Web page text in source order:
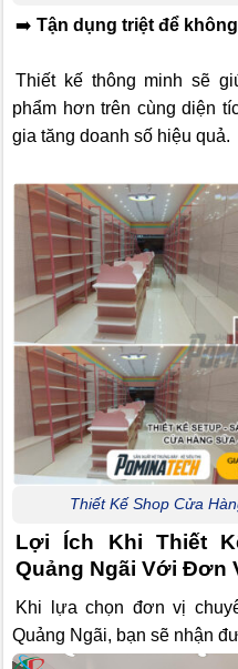
➡️ Tận dụng triệt để
Thiết kế thông minh sẽ
phẩm hơn trên cùng diện
gia tăng doanh số hiệu quả.
Thiết Kế Shop Cửa
Lợi Ích Khi Thiết
Quảng Ngãi Với Đơn
Khi lựa chọn đơn vị
Quảng Ngãi, bạn sẽ nhận